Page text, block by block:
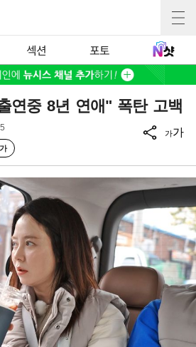
섹션 포토
연중 8년 연애" 폭탄 고백
가가